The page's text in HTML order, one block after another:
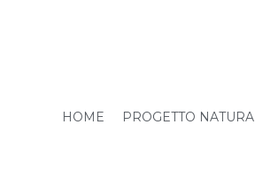
HOME PROGETTO NATURA